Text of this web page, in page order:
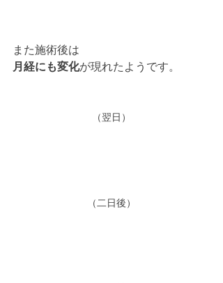
また施術後は
月経にも変化が現れたようです。
（翌日）
（二日後）